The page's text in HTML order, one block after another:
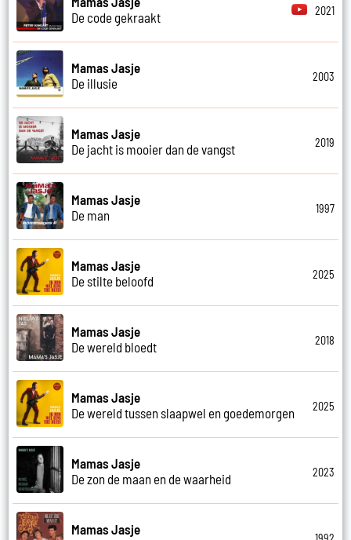
De code gekraakt
2021
Mamas Jasje
De illusie
2003
Mamas Jasje
De jacht is mooier dan de vangst
2019
Mamas Jasje
De man
1997
Mamas Jasje
De stilte beloofd
2025
Mamas Jasje
De wereld bloedt
2018
Mamas Jasje
De wereld tussen slaapwel en goedemorgen
2025
Mamas Jasje
De zon de maan en de waarheid
2023
Mamas Jasje